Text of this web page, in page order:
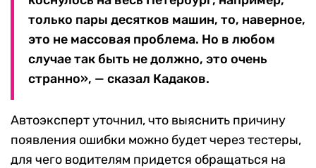
только пары десятков машин, то, наверное,
это не массовая проблема. Но в любом
случае так быть не должно, это очень
странно», — сказал Кадаков.
Автоэксперт уточнил, что выяснить причину
появления ошибки можно будет через тестеры,
для чего водителям придется обращаться на